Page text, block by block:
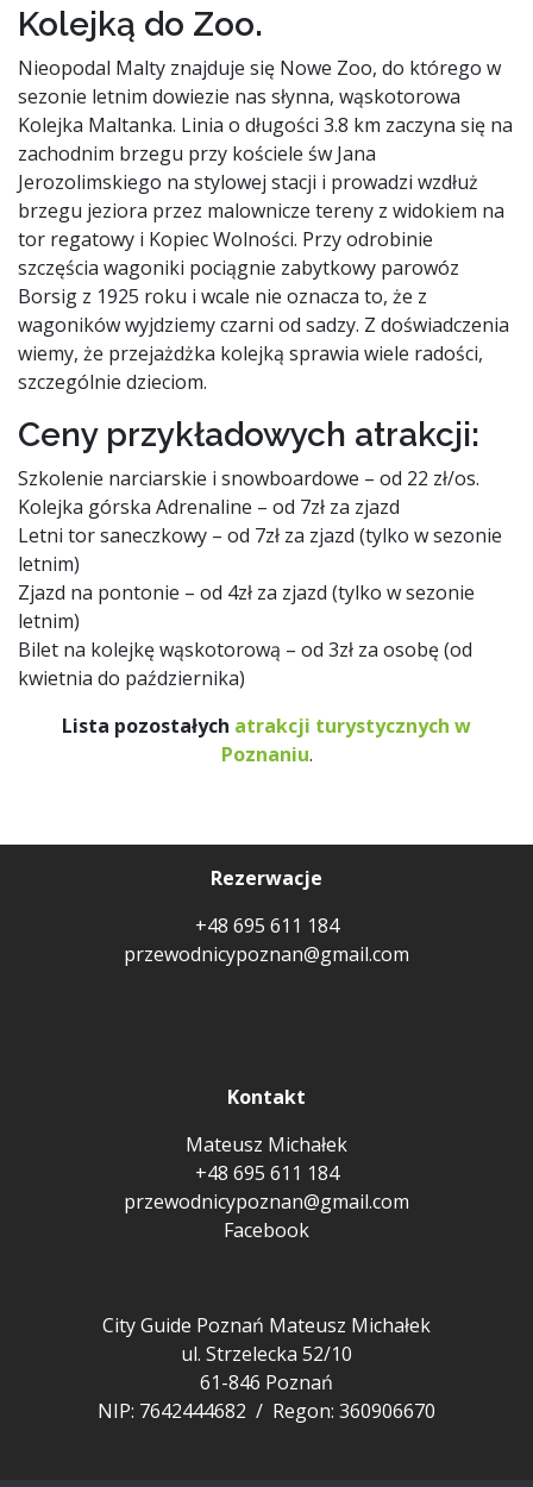
Kolejką do Zoo.
Nieopodal Malty znajduje się Nowe Zoo, do którego w
sezonie letnim dowiezie nas słynna, wąskotorowa
Kolejka Maltanka. Linia o długości 3.8 km zaczyna się na
zachodnim brzegu przy kościele św Jana
Jerozolimskiego na stylowej stacji i prowadzi wzdłuż
brzegu jeziora przez malownicze tereny z widokiem na
tor regatowy i Kopiec Wolności. Przy odrobinie
szczęścia wagoniki pociągnie zabytkowy parowóz
Borsig z 1925 roku i wcale nie oznacza to, że z
wagoników wyjdziemy czarni od sadzy. Z doświadczenia
wiemy, że przejażdżka kolejką sprawia wiele radości,
szczególnie dzieciom.
Ceny przykładowych atrakcji:
Szkolenie narciarskie i snowboardowe – od 22 zł/os.
Kolejka górska Adrenaline – od 7zł za zjazd
Letni tor saneczkowy – od 7zł za zjazd (tylko w sezonie
letnim)
Zjazd na pontonie – od 4zł za zjazd (tylko w sezonie
letnim)
Bilet na kolejkę wąskotorową – od 3zł za osobę (od
kwietnia do października)
Lista pozostałych atrakcji turystycznych w
Poznaniu.
Rezerwacje
+48 695 611 184
przewodnicypoznan@gmail.com
Kontakt
Mateusz Michałek
+48 695 611 184
przewodnicypoznan@gmail.com
Facebook
City Guide Poznań Mateusz Michałek
ul. Strzelecka 52/10
61-846 Poznań
NIP: 7642444682 / Regon: 360906670